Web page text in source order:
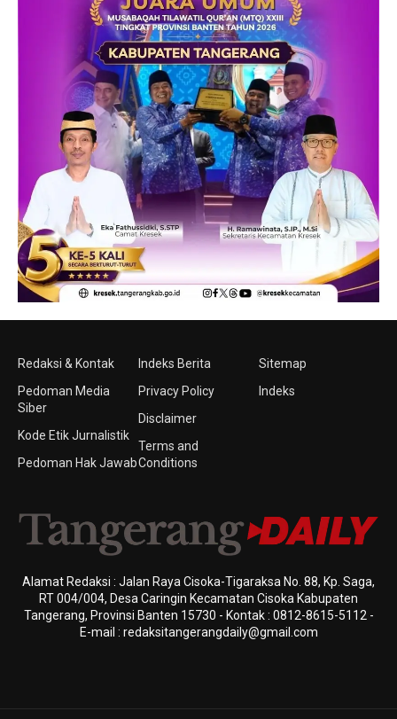
Redaksi & Kontak
Pedoman Media
Siber
Kode Etik Jurnalistik
Pedoman Hak Jawab
Indeks Berita
Privacy Policy
Disclaimer
Terms and
Conditions
Sitemap
Indeks
Alamat Redaksi : Jalan Raya Cisoka-Tigaraksa No. 88, Kp. Saga,
RT 004/004, Desa Caringin Kecamatan Cisoka Kabupaten
Tangerang, Provinsi Banten 15730 - Kontak : 0812-8615-5112 -
E-mail : redaksitangerangdaily@gmail.com